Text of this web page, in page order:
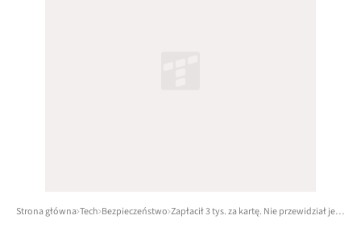
Strona główna Tech Bezpieczeństwo Zapłacił 3 tys. za kartę. Nie przewidział jednego